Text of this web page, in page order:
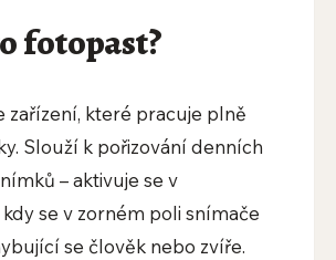
fotopast?
zařízení, které pracuje plně
Slouží k pořizování denních
– aktivuje se v
se v zorném poli snímače
se člověk nebo zvíře.